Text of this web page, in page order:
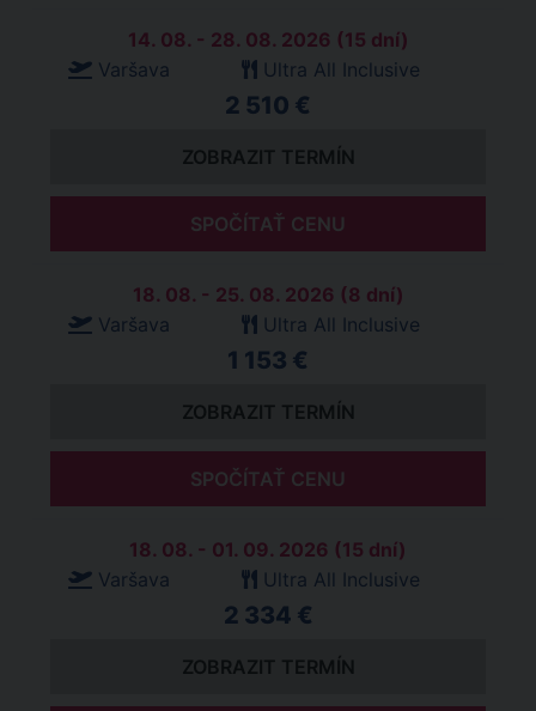
14. 08. - 28. 08. 2026 (15 dní)
Varšava
Ultra All Inclusive
2 510 €
ZOBRAZIT TERMÍN
SPOČÍTAŤ CENU
18. 08. - 25. 08. 2026 (8 dní)
Varšava
Ultra All Inclusive
1 153 €
ZOBRAZIT TERMÍN
SPOČÍTAŤ CENU
18. 08. - 01. 09. 2026 (15 dní)
Varšava
Ultra All Inclusive
2 334 €
ZOBRAZIT TERMÍN